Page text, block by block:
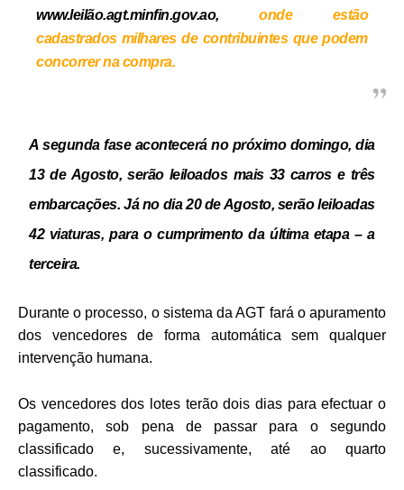
www.leilão.agt.minfin.gov.ao, onde estão
cadastrados milhares de contribuintes que podem
concorrer na compra.
A segunda fase acontecerá no próximo domingo, dia
13 de Agosto, serão leiloados mais 33 carros e três
embarcações.Já no dia 20 de Agosto, serão leiloadas
42 viaturas, para o cumprimento da última etapa – a
terceira.
Durante o processo, o sistema da AGT fará o apuramento
dos vencedores de forma automática sem qualquer
intervenção humana.
Os vencedores dos lotes terão dois dias para efectuar o
pagamento, sob pena de passar para o segundo
classificado e, sucessivamente, até ao quarto
classificado.